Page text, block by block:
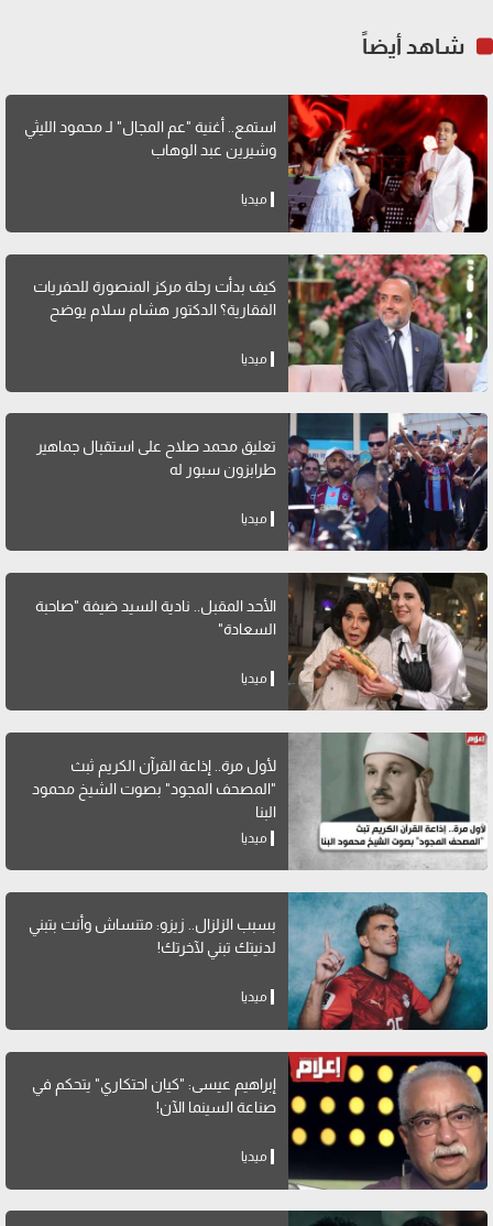
شاهد أيضاً
استمع.. أغنية "عم المجال" لـ محمود الليثي
وشيرين عبد الوهاب
ميديا
كيف بدأت رحلة مركز المنصورة للحفريات
الفقارية؟ الدكتور هشام سلام يوضح
ميديا
تعليق محمد صلاح على استقبال جماهير
طرابزون سبور له
ميديا
الأحد المقبل.. نادية السيد ضيفة "صاحبة
السعادة"
ميديا
لأول مرة.. إذاعة القرآن الكريم ثبث
"المصحف المجود" بصوت الشيخ محمود
البنا
ميديا
بسبب الزلزال.. زيزو: متنساش وأنت بتبني
لدنيتك تبني لآخرتك!
ميديا
إبراهيم عيسى: "كيان احتكاري" يتحكم في
صناعة السينما الآن!
ميديا